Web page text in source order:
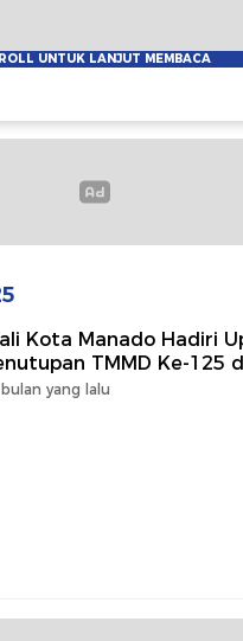
Kota Manado Hadiri
TMMD Ke-125
bulan yang lalu